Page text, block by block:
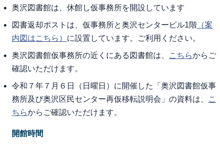
奥沢図書館は、休館し仮事務所を開設しています
図書返却ポストは、仮事務所と奥沢センタービル1階 （案
内図はこちら） に設置しています。ご利用ください。
奥沢図書館仮事務所の近くにある図書館は、 こちらからご
確認いただけます。
令和７年７月６日（日曜日）に開催した「奥沢図書館仮事
務所及び奥沢区民センター再仮移転説明会」の資料は、
こ
ちらからご確認いただけます。
開館時間